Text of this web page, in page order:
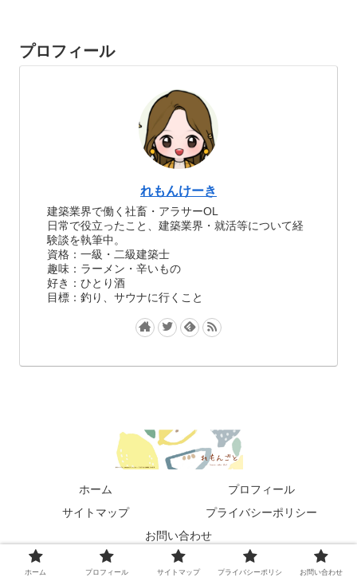
プロフィール
れもんけーき
建築業界で働く社畜・アラサーOL
日常で役立ったこと、建築業界・就活等について経
験談を執筆中。
資格：一級・二級建築士
趣味：ラーメン・辛いもの
好き：ひとり酒
目標：釣り、サウナに行くこと
ホーム
プロフィール
サイトマップ
プライバシーポリシー
お問い合わせ
© 2021 れもんごと.
ホーム プロフィール サイトマップ プライバシーポリシ お問い合わせ